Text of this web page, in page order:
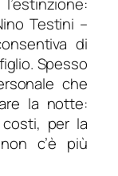
Testini –
di
Spesso
che
la notte:
per la
c’è più